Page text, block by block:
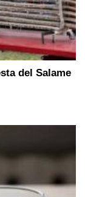
del Salame